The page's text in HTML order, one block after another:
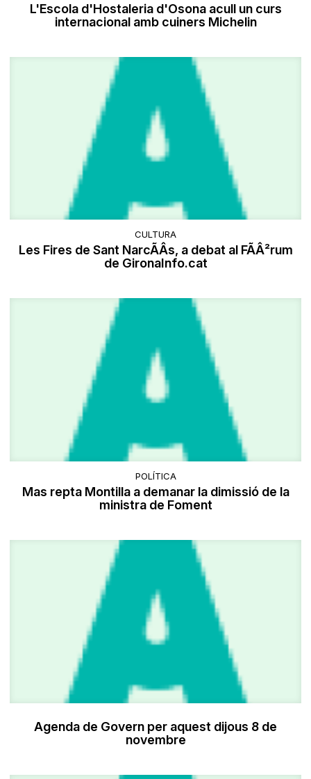
L'Escola d'Hostaleria d'Osona acull un curs
internacional amb cuiners Michelin
CULTURA
Les Fires de Sant NarcÃÂ­s, a debat al FÃÂ²rum
de GironaInfo.cat
POLÍTICA
Mas repta Montilla a demanar la dimissió de la
ministra de Foment
Agenda de Govern per aquest dijous 8 de
novembre